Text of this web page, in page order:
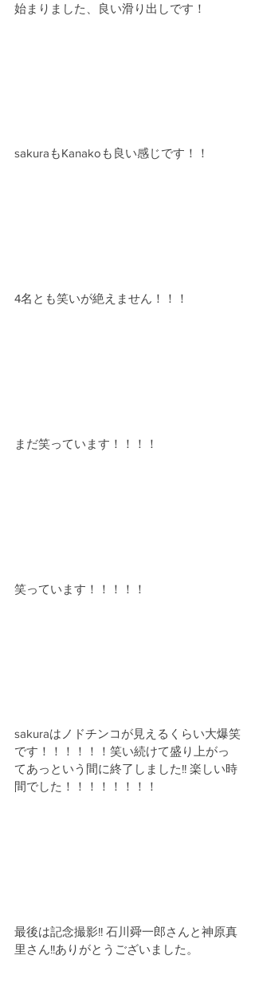
始まりました、良い滑り出しです！
sakuraもKanakoも良い感じです！！
4名とも笑いが絶えません！！！
まだ笑っています！！！！
笑っています！！！！！
sakuraはノドチンコが見えるくらい大爆笑
です！！！！！！笑い続けて盛り上がっ
てあっという間に終了しました!! 楽しい時
間でした！！！！！！！！
最後は記念撮影!! 石川舜一郎さんと神原真
里さん!!ありがとうございました。